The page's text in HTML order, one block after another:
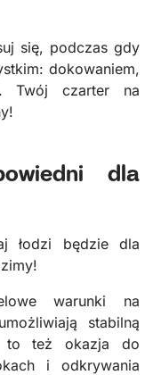
się, podczas gdy
dokowaniem,
Twój czarter na
dla
łodzi będzie dla
warunki na
stabilną
to też okazja do
i odkrywania